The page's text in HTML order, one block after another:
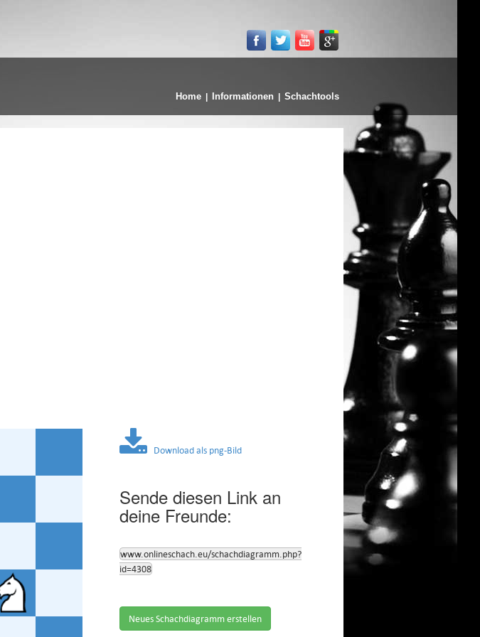
Home Informationen Schachtools
Download als png-Bild
Sende diesen Link an
deine Freunde:
www.onlineschach.eu/schachdiagramm.php?
id=4308
Neues Schachdiagramm erstellen